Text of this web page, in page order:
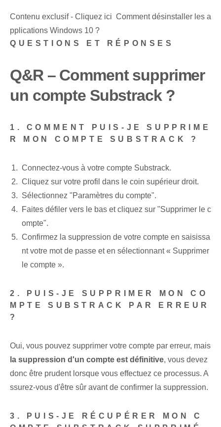
Contenu exclusif - Cliquez ici Comment désinstaller les a
pplications Windows 10 ?
QUESTIONS ET RÉPONSES
Q&R – Comment supprimer
un compte Substrack ?
1. COMMENT PUIS-JE SUPPRIME
R MON COMPTE SUBSTRACK ?
Connectez-vous à votre compte Substrack.
Cliquez sur votre profil dans le coin supérieur droit.
Sélectionnez "Paramètres du compte".
Faites défiler vers le bas et cliquez sur "Supprimer le c
ompte".
Confirmez la suppression de votre compte en saisissa
nt votre mot de passe et en sélectionnant « Supprimer
le compte ».
2. PUIS-JE SUPPRIMER MON CO
MPTE SUBSTRACK PAR ERREUR
?
Oui, vous pouvez supprimer votre compte par erreur, mais
la suppression d'un compte est définitive, vous devez
donc être prudent lorsque vous effectuez ce processus. A
ssurez-vous d'être sûr avant de confirmer la suppression.
3. PUIS-JE RÉCUPÉRER MON C